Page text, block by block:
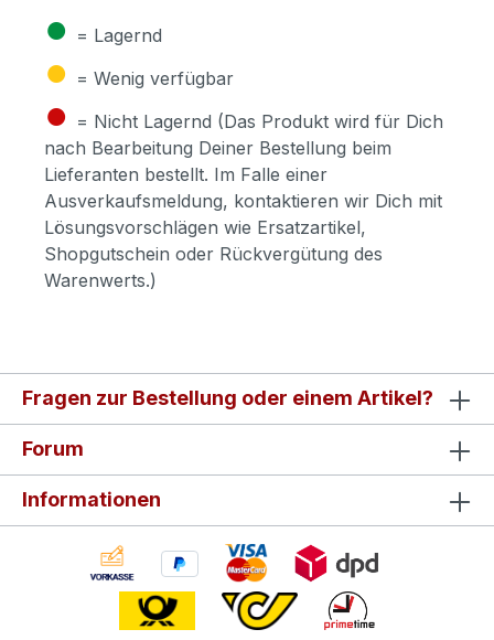
● = Lagernd
● = Wenig verfügbar
● = Nicht Lagernd (Das Produkt wird für Dich
nach Bearbeitung Deiner Bestellung beim
Lieferanten bestellt. Im Falle einer
Ausverkaufsmeldung, kontaktieren wir Dich mit
Lösungsvorschlägen wie Ersatzartikel,
Shopgutschein oder Rückvergütung des
Warenwerts.)
Fragen zur Bestellung oder einem Artikel?
Forum
Informationen